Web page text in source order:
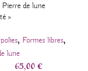
de lune
»
, Formes libres,
lune
65,00€